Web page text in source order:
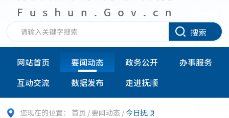
搜索
网站首页 要闻动态 政务公开
办事服务
互动交流
数据发布 走进抚顺
您现在的位置： 首页 / 要闻动态 /今日抚顺